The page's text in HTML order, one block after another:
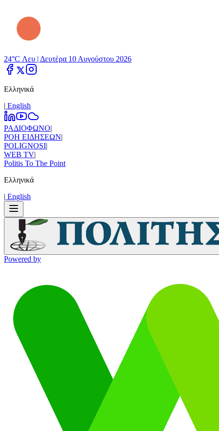
24°C Λευ | Δευτέρα 10 Αυγούστου 2026
Ελληνικά
| Εnglish
ΡΑΔΙΟΦΩΝΟ|
ΡΟΗ ΕΙΔΗΣΕΩΝ|
POLIGNOSI|
WEB TV|
Politis To The Point
Ελληνικά
| Εnglish
Powered by